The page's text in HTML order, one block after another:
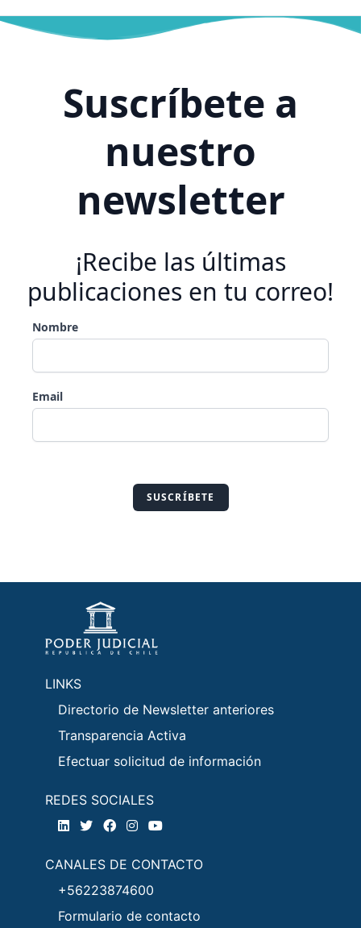
Suscríbete a
nuestro
newsletter
¡Recibe las últimas
publicaciones en tu correo!
Nombre
Email
SUSCRÍBETE
LINKS
Directorio de Newsletter anteriores
Transparencia Activa
Efectuar solicitud de información
REDES SOCIALES
CANALES DE CONTACTO
+56223874600
Formulario de contacto